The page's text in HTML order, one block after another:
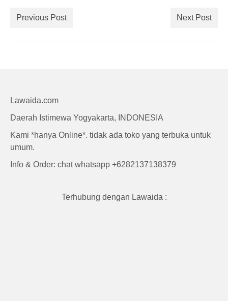
Previous Post Next Post
Lawaida.com
Daerah Istimewa Yogyakarta, INDONESIA
Kami *hanya Online*. tidak ada toko yang terbuka untuk
umum.
Info & Order: chat whatsapp +6282137138379
Terhubung dengan Lawaida :